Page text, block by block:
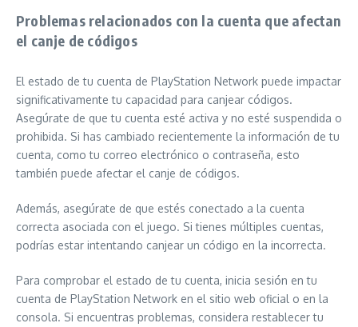
Problemas relacionados con la cuenta que afectan
el canje de códigos
El estado de tu cuenta de PlayStation Network puede impactar
significativamente tu capacidad para canjear códigos.
Asegúrate de que tu cuenta esté activa y no esté suspendida o
prohibida. Si has cambiado recientemente la información de tu
cuenta, como tu correo electrónico o contraseña, esto
también puede afectar el canje de códigos.
Además, asegúrate de que estés conectado a la cuenta
correcta asociada con el juego. Si tienes múltiples cuentas,
podrías estar intentando canjear un código en la incorrecta.
Para comprobar el estado de tu cuenta, inicia sesión en tu
cuenta de PlayStation Network en el sitio web oficial o en la
consola. Si encuentras problemas, considera restablecer tu